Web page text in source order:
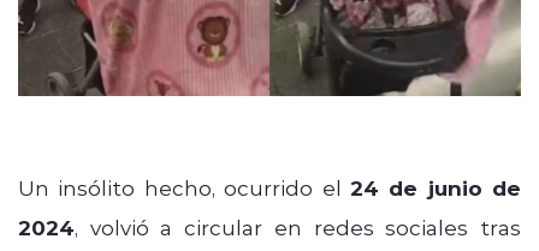
Un insólito hecho, ocurrido el 24 de junio de
2024, volvió a circular en redes sociales tras